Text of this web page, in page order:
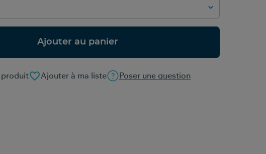
Ajouter au panier
favorite_borderAjouter à ma liste Poser une question
produit